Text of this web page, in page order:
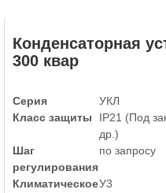
Конденсаторная
300 квар
Серия
УКЛ
Класс защиты
IP21 (Под
др.)
Шаг
регулирования
по запросу
КлиматическоеУ3